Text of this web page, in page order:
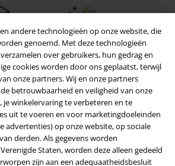
andere technologieën op onze website, die
genoemd. Met deze technologieën
over gebruikers, hun gedrag en
cookies worden door ons geplaatst, terwijl
onze partners. Wij en onze partners
betrouwbaarheid en veiligheid van onze
je winkelervaring te verbeteren en te
uit te voeren en voor marketingdoeleinden
advertenties) op onze website, op sociale
derden. Als gegevens worden
Staten, worden deze alleen gedeeld
zijn aan een adequaatheidsbesluit